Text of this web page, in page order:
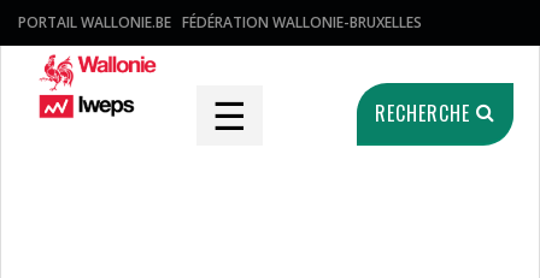
PORTAIL WALLONIE.BE FÉDÉRATION WALLONIE-BRUXELLES
☰ RECHERCHE